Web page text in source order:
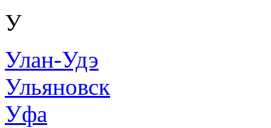
У
Улан-Удэ
Ульяновск
Уфа